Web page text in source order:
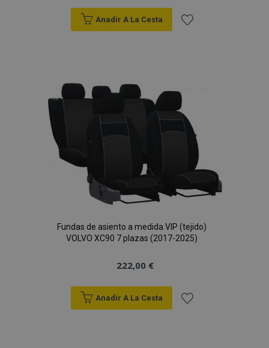
Anadir A La Cesta
Lista
de
Deseos
Fundas de asiento a medida VIP (tejido)
VOLVO XC90 7 plazas (2017-2025)
222,00 €
Anadir A La Cesta